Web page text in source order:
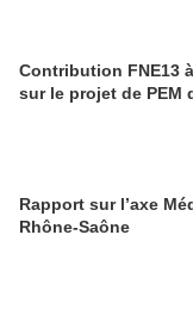
Contribution FNE13
sur le projet de PEM
Rapport sur l’axe
Rhône-Saône